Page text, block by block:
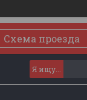
Схема проезда